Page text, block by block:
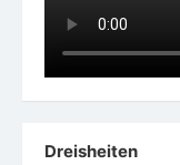
Dreisheiten